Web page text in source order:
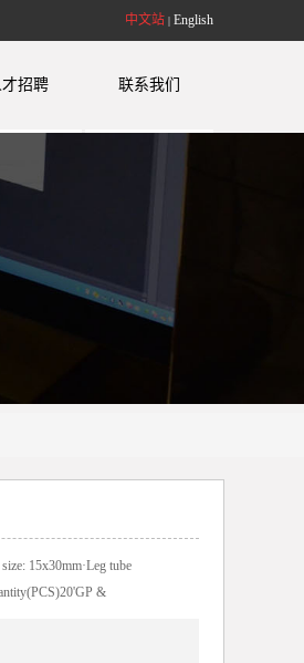
中文站 | English
才招聘 联系我们
15x30mm·Leg tube
&